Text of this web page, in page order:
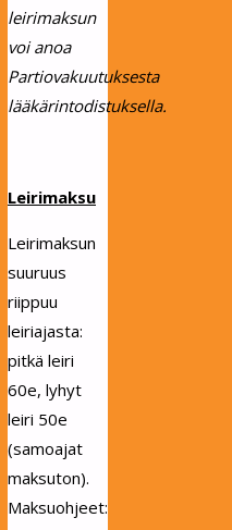
leirimaksun
voi anoa
Partiovakuutuksesta
lääkärintodistuksella.
Leirimaksu
Leirimaksun
suuruus
riippuu
leiriajasta:
pitkä leiri
60e, lyhyt
leiri 50e
(samoajat
maksuton).
Maksuohjeet: